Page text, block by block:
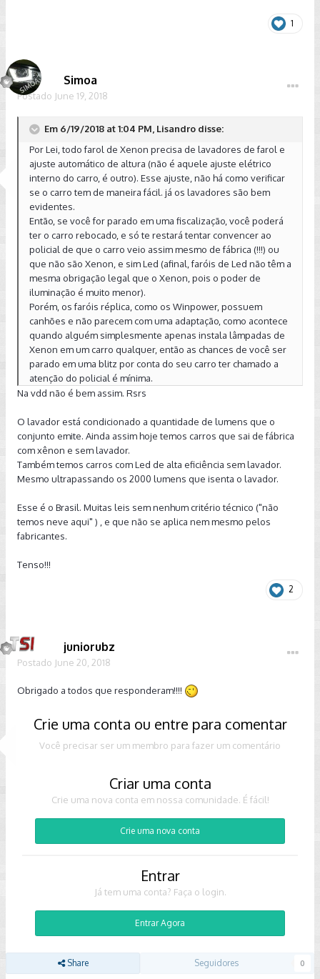
1
Simoa
Postado June 19, 2018
Em 6/19/2018 at 1:04 PM, Lisandro disse:
Por Lei, todo farol de Xenon precisa de lavadores de farol e
ajuste automático de altura (não é aquele ajuste elétrico
interno do carro, é outro). Esse ajuste, não há como verificar
se o carro tem de maneira fácil. já os lavadores são bem
evidentes.
Então, se você for parado em uma fiscalização, você poderá
ter o carro rebocado, e só te restará tentar convencer ao
policial de que o carro veio assim mesmo de fábrica (!!!) ou
que não são Xenon, e sim Led (afinal, faróis de Led não têm a
mesma obrigação legal que o Xenon, pois o poder de
iluminação é muito menor).
Porém, os faróis réplica, como os Winpower, possuem
canhões e não parecem com uma adaptação, como acontece
quando alguém simplesmente apenas instala lâmpadas de
Xenon em um carro qualquer, então as chances de você ser
parado em uma blitz por conta do seu carro ter chamado a
atenção do policial é mínima.
Na vdd não é bem assim. Rsrs
O lavador está condicionado a quantidade de lumens que o
conjunto emite. Ainda assim hoje temos carros que sai de fábrica
com xênon e sem lavador.
Também temos carros com Led de alta eficiência sem lavador.
Mesmo ultrapassando os 2000 lumens que isenta o lavador.
Esse é o Brasil. Muitas leis sem nenhum critério técnico ("não
temos neve aqui" ) , e que não se aplica nem mesmo pelos
fabricantes.
Tenso!!!
2
juniorubz
Postado June 20, 2018
Obrigado a todos que responderam!!!!
Crie uma conta ou entre para comentar
Você precisar ser um membro para fazer um comentário
Criar uma conta
Crie uma nova conta em nossa comunidade. É fácil!
Crie uma nova conta
Entrar
Já tem uma conta? Faça o login.
Entrar Agora
Share Seguidores 0